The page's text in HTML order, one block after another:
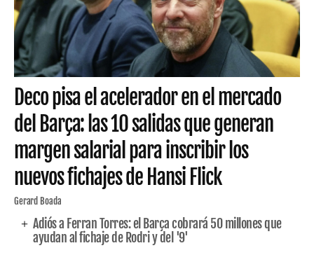
Deco pisa el acelerador en el mercado
del Barça: las 10 salidas que generan
margen salarial para inscribir los
nuevos fichajes de Hansi Flick
Gerard Boada
Adiós a Ferran Torres: el Barça cobrará 50 millones que
ayudan al fichaje de Rodri y del '9'